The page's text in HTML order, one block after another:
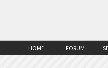
HOME FORUM